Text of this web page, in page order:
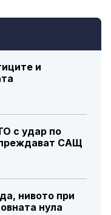
и
с удар по
САЩ
нивото при
нула